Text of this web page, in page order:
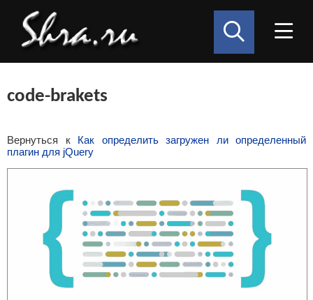
code-brakets
Вернуться к Как определить загружен ли определенный
плагин для jQuery